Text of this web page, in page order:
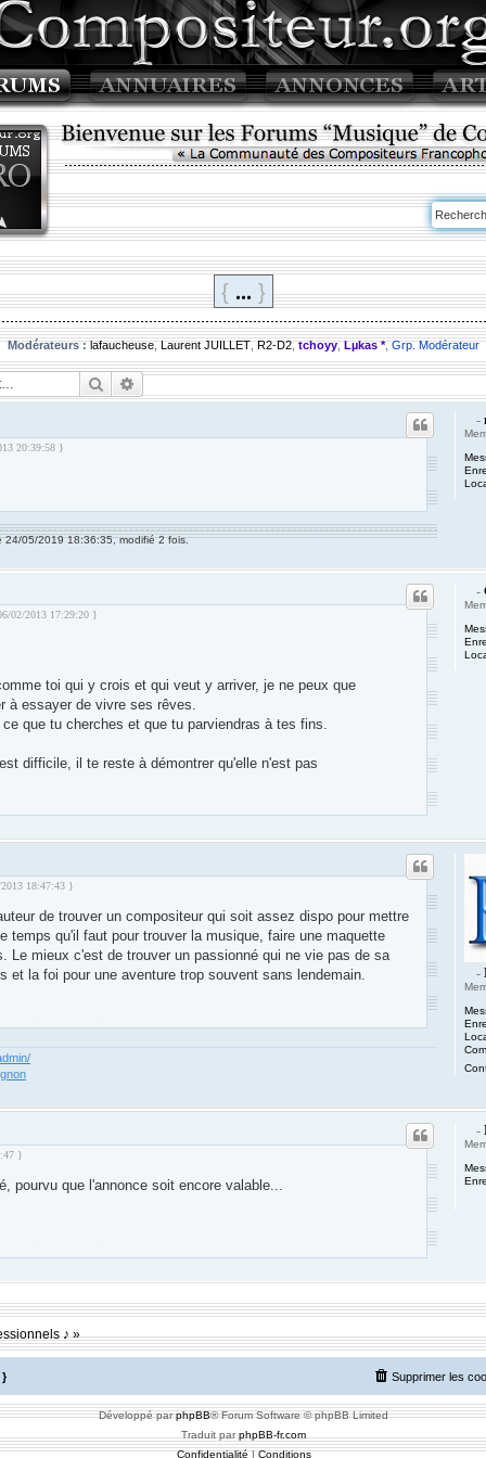
{ ... }
Modérateurs : lafaucheuse,Laurent JUILLET,R2-D2,tchoyy,Lµkas *,Grp. Modérateur
Rechercher
-
20:39:58 }
24/05/2019 18:36:35, modifié 2 fois.
-
02/2013 17:29:20 }
toi qui y crois et qui veut y arriver, je ne peux que
à essayer de vivre ses rêves.
que tu cherches et que tu parviendras à tes fins.
difficile, il te reste à démontrer qu'elle n'est pas
-
18:47:43 }
de trouver un compositeur qui soit assez dispo pour mettre
temps qu'il faut pour trouver la musique, faire une maquette
Le mieux c'est de trouver un passionné qui ne vie pas de sa
et la foi pour une aventure trop souvent sans lendemain.
-
}
pourvu que l'annonce soit encore valable...
♪ »
} Supprimer les
Développé parphpBB® Forum Software © phpBB Limited
Traduit parphpBB-fr.com
Confidentialité|Conditions